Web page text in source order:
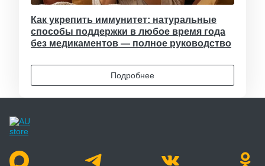
Как укрепить иммунитет: натуральные
способы поддержки в любое время года
без медикаментов — полное руководство
Подробнее